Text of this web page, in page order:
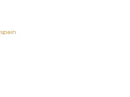
spain